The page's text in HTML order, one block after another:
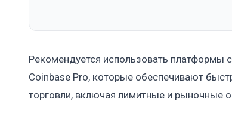
Рекомендуется использовать платформы
Coinbase Pro, которые обеспечивают
торговли, включая лимитные и рыночные